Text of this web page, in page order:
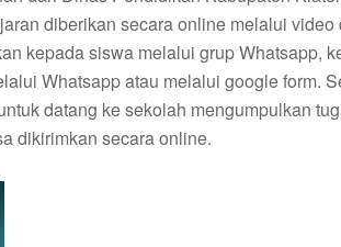
diberikan secara online melalui video
kepada siswa melalui grup Whatsapp,
Whatsapp atau melalui google form.
datang ke sekolah mengumpulkan
dikirimkan secara online.